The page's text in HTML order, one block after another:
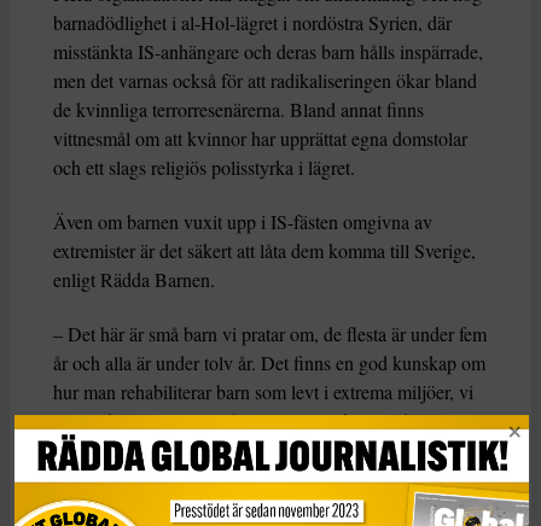
barnadödlighet i al-Hol-lägret i nordöstra Syrien, där
misstänkta IS-anhängare och deras barn hålls inspärrade,
men det varnas också för att radikaliseringen ökar bland
de kvinnliga terrorresenärerna. Bland annat finns
vittnesmål om att kvinnor har upprättat egna domstolar
och ett slags religiös polisstyrka i lägret.
Även om barnen vuxit upp i IS-fästen omgivna av
extremister är det säkert att låta dem komma till Sverige,
enligt Rädda Barnen.
– Det här är små barn vi pratar om, de flesta är under fem
år och alla är under tolv år. Det finns en god kunskap om
hur man rehabiliterar barn som levt i extrema miljöer, vi
vet att det exempelvis går att integrera barnsoldater, säger
Ola Mattsson.
Kritiserar debatt